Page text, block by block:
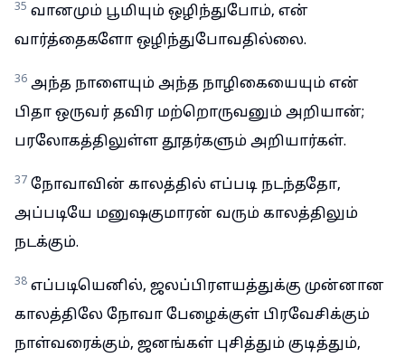
35 வானமும் பூமியும் ஒழிந்துபோம், என்
வார்த்தைகளோ ஒழிந்துபோவதில்லை.
36 அந்த நாளையும் அந்த நாழிகையையும் என்
பிதா ஒருவர் தவிர மற்றொருவனும் அறியான்;
பரலோகத்திலுள்ள தூதர்களும் அறியார்கள்.
37 நோவாவின் காலத்தில் எப்படி நடந்ததோ,
அப்படியே மனுஷகுமாரன் வரும் காலத்திலும்
நடக்கும்.
38 எப்படியெனில், ஜலப்பிரளயத்துக்கு முன்னான
காலத்திலே நோவா பேழைக்குள் பிரவேசிக்கும்
நாள்வரைக்கும், ஜனங்கள் புசித்தும் குடித்தும்,